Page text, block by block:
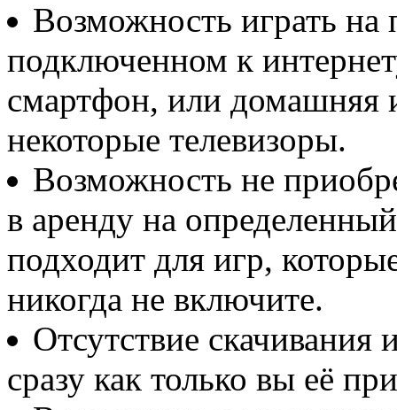
Возможность играть
подключенном к
смартфон, или домашняя
некоторые телевизоры.
Возможность не
в аренду на
подходит для игр,
никогда не включите.
Отсутствие скачивания
сразу как только вы её